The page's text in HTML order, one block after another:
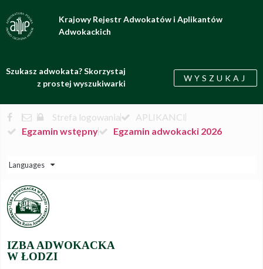
Krajowy Rejestr Adwokatów i Aplikantów
Adwokackich
Szukasz adwokata? Skorzystaj
z prostej wyszukiwarki
WYSZUKAJ
Strefa logowania
APLIKANCI
Egzamin wstępny
Egzamin adwokacki 2026
Languages
IZBA ADWOKACKA
W ŁODZI